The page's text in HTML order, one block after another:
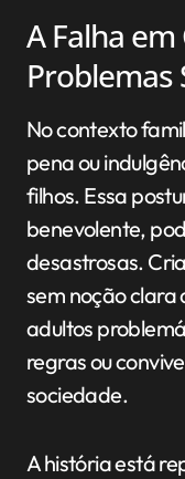
A Falha
Problemas
No contexto
pena ou
filhos. Essa
benevolente,
desastrosas.
sem noção clara
adultos
regras ou
sociedade.
A história está